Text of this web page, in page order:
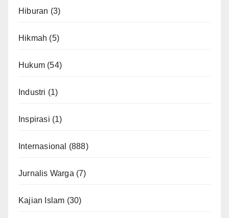
Hiburan (3)
Hikmah (5)
Hukum (54)
Industri (1)
Inspirasi (1)
Internasional (888)
Jurnalis Warga (7)
Kajian Islam (30)